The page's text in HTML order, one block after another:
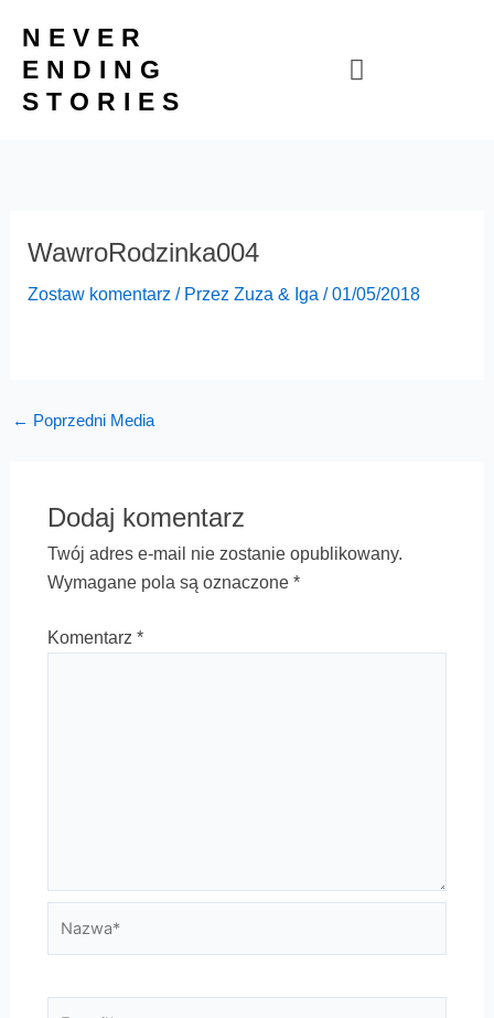
treści
NEVER
ENDING
STORIES
WawroRodzinka004
Zostaw komentarz / Przez Zuza & Iga /01/05/2018
← Poprzedni Media
Dodaj komentarz
Twój adres e-mail nie zostanie opublikowany.
Wymagane pola są oznaczone *
Komentarz *